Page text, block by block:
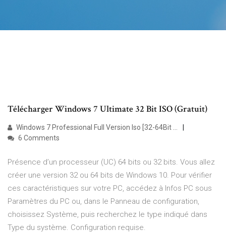
Télécharger Windows 7 Ultimate 32 Bit ISO (Gratuit)
Windows 7 Professional Full Version Iso [32-64Bit ...
6 Comments
Présence d’un processeur (UC) 64 bits ou 32 bits. Vous allez
créer une version 32 ou 64 bits de Windows 10. Pour vérifier
ces caractéristiques sur votre PC, accédez à Infos PC sous
Paramètres du PC ou, dans le Panneau de configuration,
choisissez Système, puis recherchez le type indiqué dans
Type du système. Configuration requise.